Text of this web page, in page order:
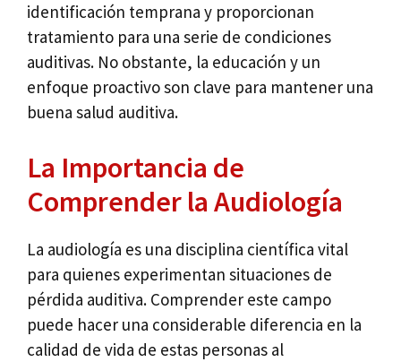
identificación temprana y proporcionan
tratamiento para una serie de condiciones
auditivas. No obstante, la educación y un
enfoque proactivo son clave para mantener una
buena salud auditiva.
La Importancia de
Comprender la Audiología
La audiología es una disciplina científica vital
para quienes experimentan situaciones de
pérdida auditiva. Comprender este campo
puede hacer una considerable diferencia en la
calidad de vida de estas personas al